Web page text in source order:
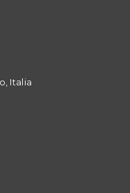
Italia